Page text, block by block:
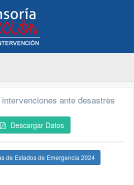
ante desastres
Descargar Datos
de Estados de Emergencia 2024